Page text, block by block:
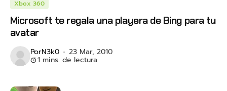
Xbox 360
Microsoft te regala una playera de Bing para tu
avatar
PorN3k0 23 Mar, 2010
1 mins. de lectura